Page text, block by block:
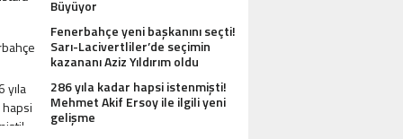
Büyüyor
Fenerbahçe yeni başkanını seçti!
Sarı-Lacivertliler’de seçimin
kazananı Aziz Yıldırım oldu
286 yıla kadar hapsi istenmişti!
Mehmet Akif Ersoy ile ilgili yeni
gelişme